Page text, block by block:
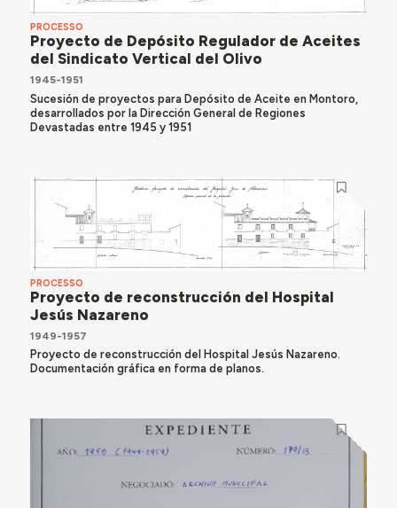
PROCESSO
Proyecto de Depósito Regulador de Aceites
del Sindicato Vertical del Olivo
1945-1951
Sucesión de proyectos para Depósito de Aceite en Montoro,
desarrollados por la Dirección General de Regiones
Devastadas entre 1945 y 1951
PROCESSO
Proyecto de reconstrucción del Hospital
Jesús Nazareno
1949-1957
Proyecto de reconstrucción del Hospital Jesús Nazareno.
Documentación gráfica en forma de planos.